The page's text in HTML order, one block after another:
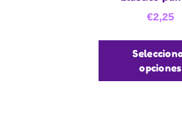
€2,25
opciones